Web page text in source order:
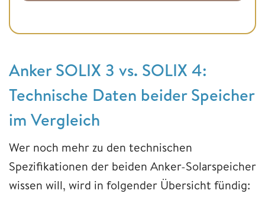
Anker SOLIX 3 vs. SOLIX 4:
Technische Daten beider Speicher
im Vergleich
Wer noch mehr zu den technischen
Spezifikationen der beiden Anker-Solarspeicher
wissen will, wird in folgender Übersicht fündig: